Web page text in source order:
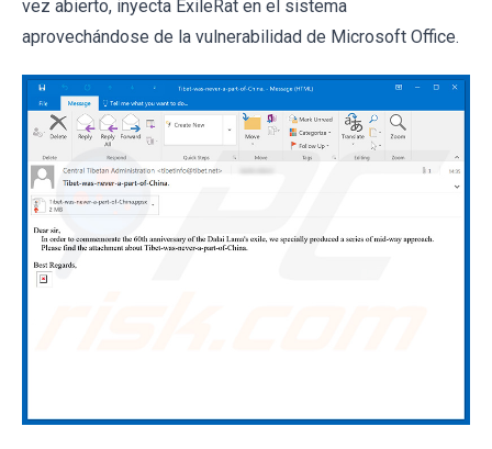
vez abierto, inyecta ExileRat en el sistema
aprovechándose de la vulnerabilidad de Microsoft Office.